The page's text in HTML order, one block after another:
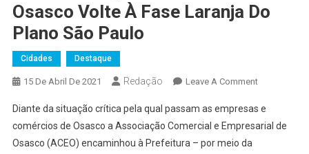
Osasco Volte À Fase Laranja Do
Plano São Paulo
Cidades Destaque
15 De Abril De 2021 Redação Leave A CommentOn
Pede
Que
Diante da situação crítica pela qual passam as empresas e
comércios de Osasco a Associação Comercial e Empresarial de
Osasco (ACEO) encaminhou à Prefeitura – por meio da